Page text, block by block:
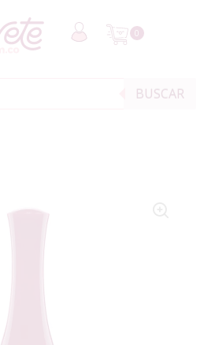
0
BUSCAR